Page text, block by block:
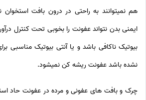
هم نمیتوانند به راحتی در درون بافت
ایمنی بدن نتواند عفونت را بخوبی تحت کنترل
بیوتیک ناکافی باشد و یا آنتی بیوتیک مناسبی
نشده باشد عفونت ریشه کن نمیشود.
چرک و بافت های عفونی و مرده در عفونت حاد